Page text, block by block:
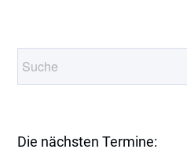
Die nächsten Termine: